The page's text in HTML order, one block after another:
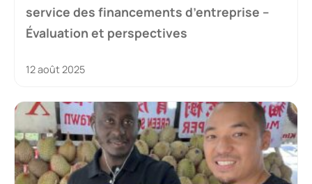
service des financements d’entreprise –
Évaluation et perspectives
12 août 2025